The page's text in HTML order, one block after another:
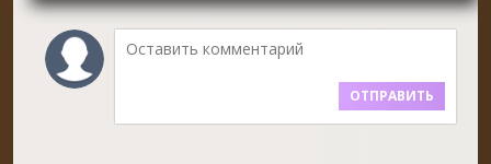
ОТПРАВИТЬ